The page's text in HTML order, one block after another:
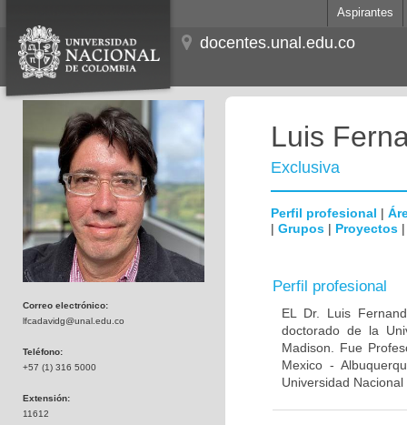
Aspirantes
docentes.unal.edu.co
Correo electrónico:
lfcadavidg@unal.edu.co
Teléfono:
+57 (1) 316 5000
Extensión:
11612
Luis
Exclusiva
Perfil profesional |
| Grupos | Proyectos
Perfil profesional
EL Dr. Luis
doctorado de la
Madison. Fue
Mexico -
Universidad